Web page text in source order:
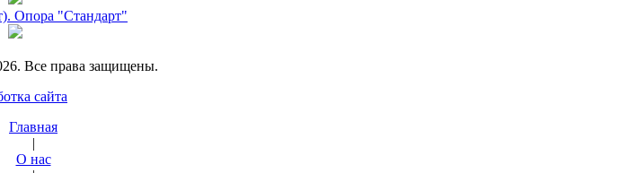
Опора "Стандарт"
Все права защищены.
сайта
Главная
|
О нас